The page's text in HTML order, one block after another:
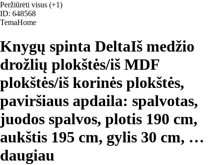
Peržiūrėti visus (+1)
ID: 648568
TemaHome
Knygų spinta DeltaIš medžio
drožlių plokštės/iš MDF
plokštės/iš korinės plokštės,
paviršiaus apdaila: spalvotas,
juodos spalvos, plotis 190 cm,
aukštis 195 cm, gylis 30 cm, …
daugiau